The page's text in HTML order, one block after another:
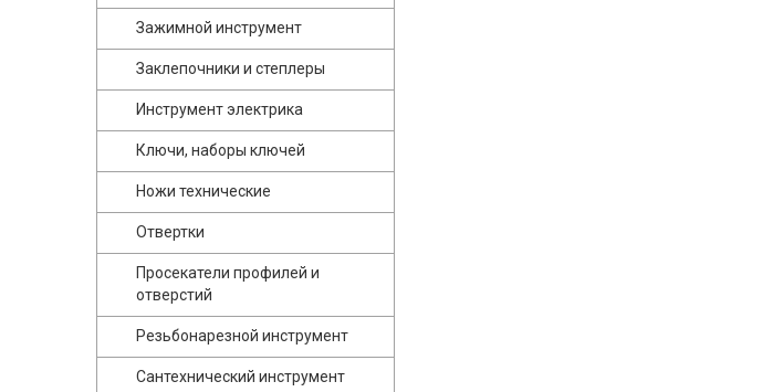
Зажимной инструмент
Заклепочники и степлеры
Инструмент электрика
Ключи, наборы ключей
Ножи технические
Отвертки
Просекатели профилей и
отверстий
Резьбонарезной инструмент
Сантехнический инструмент